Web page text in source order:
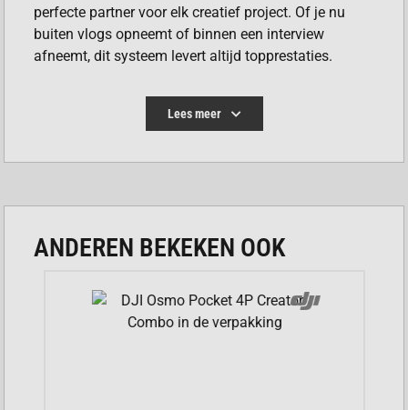
perfecte partner voor elk creatief project. Of je nu
buiten vlogs opneemt of binnen een interview
afneemt, dit systeem levert altijd topprestaties.
VOORDELEN INSTA360 MIC PRO
TRANSMITTER
Ultiem gebruiksgemak dankzij de naadloze en
ingebouwd e-inkt scherm voor jouw eigen logo.
handmatige aanpassingen via automatische
versterking.
Lees meer
ANDEREN BEKEKEN OOK